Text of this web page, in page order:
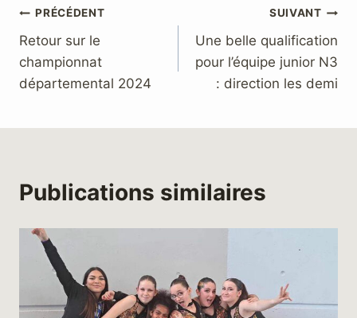
Navigation
de
l’article
PRÉCÉDENT
Retour sur le
championnat
départemental 2024
SUIVANT
Une belle qualification
pour l’équipe junior N3
: direction les demi
Publications similaires